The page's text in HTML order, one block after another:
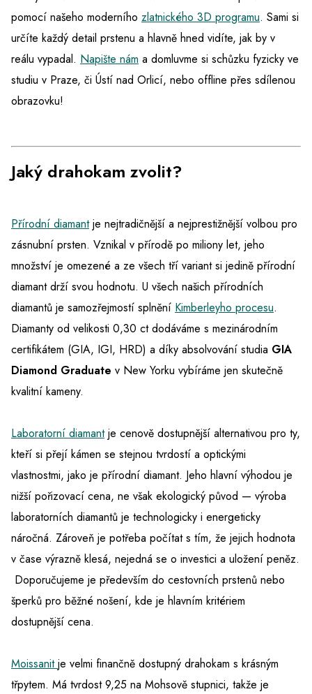
pomocí našeho moderního zlatnického 3D programu. Sami si
určíte každý detail prstenu a hlavně hned vidíte, jak by v
reálu vypadal. Napište nám a domluvme si schůzku fyzicky ve
studiu v Praze, či Ústí nad Orlicí, nebo offline přes sdílenou
obrazovku!
Jaký drahokam zvolit?
Přírodní diamantje nejtradičnější a nejprestižnější volbou pro
zásnubní prsten. Vznikal v přírodě po miliony let, jeho
množství je omezené a ze všech tří variant si jedině přírodní
diamant drží svou hodnotu. U všech našich přírodních
diamantů je samozřejmostí splnění Kimberleyho procesu.
Diamanty od velikosti 0,30 ct dodáváme s mezinárodním
certifikátem (GIA, IGI, HRD) a díky absolvování studia GIA
Diamond Graduate v New Yorku vybíráme jen skutečně
kvalitní kameny.
Laboratorní diamant je cenově dostupnější alternativou pro ty,
kteří si přejí kámen se stejnou tvrdostí a optickými
vlastnostmi, jako je přírodní diamant. Jeho hlavní výhodou je
nižší pořizovací cena, ne však ekologický původ — výroba
laboratorních diamantů je technologicky i energeticky
náročná. Zároveň je potřeba počítat s tím, že jejich hodnota
v čase výrazně klesá, nejedná se o investici a uložení peněz.
Doporučujeme je především do cestovních prstenů nebo
šperků pro běžné nošení, kde je hlavním kritériem
dostupnější cena.
Moissanit je velmi finančně dostupný drahokam s krásným
třpytem. Má tvrdost 9,25 na Mohsově stupnici, takže je